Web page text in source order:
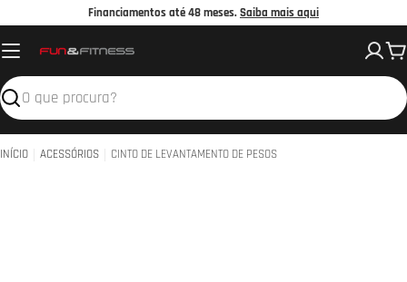
o
conteúdo
Financiamentos até 48 meses.Saiba mais aqui
Pesquisar
INÍCIO ACESSÓRIOS CINTO DE LEVANTAMENTO DE PESOS